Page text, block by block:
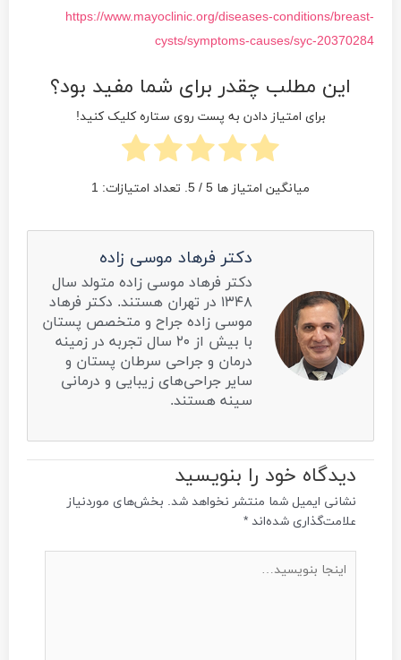
https://www.mayoclinic.org/diseases-conditions/breast-
cysts/symptoms-causes/syc-20370284
این مطلب چقدر برای شما مفید بود؟
برای امتیاز دادن به پست روی ستاره کلیک کنید!
میانگین امتیاز ها 5 / 5. تعداد امتیازات: 1
دکتر فرهاد موسی زاده
دکتر فرهاد موسی زاده متولد سال
۱۳۴۸ در تهران هستند. دکتر فرهاد
موسی زاده جراح و متخصص پستان
با بیش از ۲۰ سال تجربه در زمینه
درمان و جراحی سرطان پستان و
سایر جراحی‌های زیبایی و درمانی
سینه هستند.
دیدگاه‌ خود را بنویسید
نشانی ایمیل شما منتشر نخواهد شد. بخش‌های موردنیاز
علامت‌گذاری شده‌اند *
بنویسید…